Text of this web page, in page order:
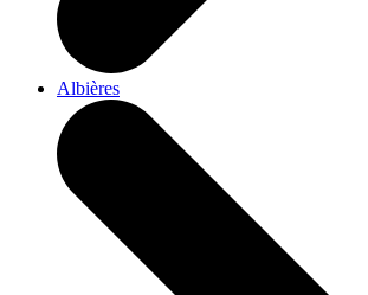
Albières